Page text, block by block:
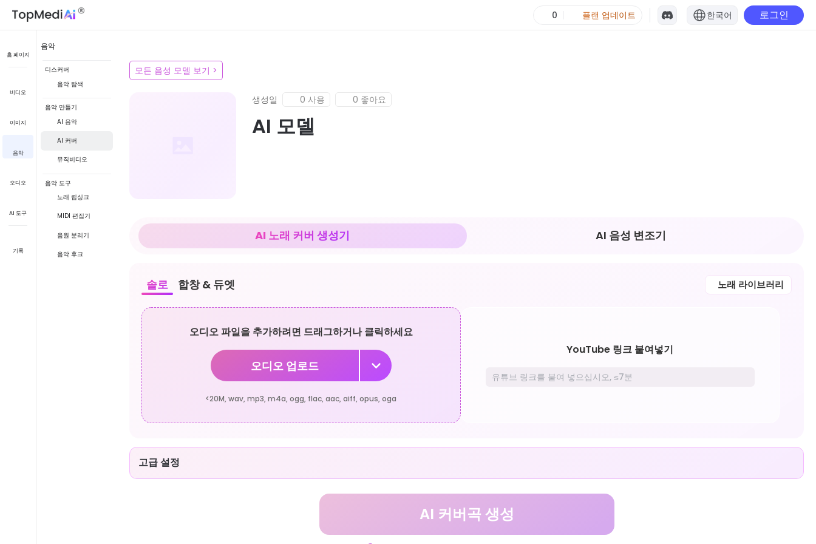
0 플랜 업데이트 한국어 로그인
홈 페이지
비디오
이미지
음악
오디오
AI 도구
기록
음악
디스커버
음악 탐색
음악 만들기
AI 음악
AI 커버
뮤직비디오
음악 도구
노래 립싱크
MIDI 편집기
음원 분리기
음악 후크
모든 음성 모델 보기 >
생성일 0 사용 0 좋아요
AI 모델
AI 노래 커버 생성기 AI 음성 변조기
노래 라이브러리
솔로 합창 & 듀엣
오디오 파일을 추가하려면 드래그하거나 클릭하세요
오디오 업로드
<20M, wav, mp3, m4a, ogg, flac, aac, aiff, opus, oga
YouTube 링크 붙여넣기
고급 설정
AI 커버곡 생성